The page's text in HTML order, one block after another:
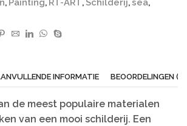
, Painting, RT-ART, Schilderij,sea,
INFORMATIE BEOORDELINGEN (0)
de meest populaire materialen
van een mooi schilderij. Een